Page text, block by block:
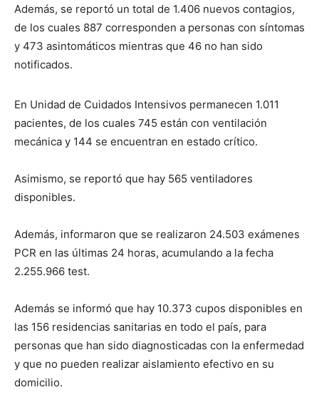
Además, se reportó un total de 1.406 nuevos contagios,
de los cuales 887 corresponden a personas con síntomas
y 473 asintomáticos mientras que 46 no han sido
notificados.
En Unidad de Cuidados Intensivos permanecen 1.011
pacientes, de los cuales 745 están con ventilación
mecánica y 144 se encuentran en estado crítico.
Asimismo, se reportó que hay 565 ventiladores
disponibles.
Además, informaron que se realizaron 24.503 exámenes
PCR en las últimas 24 horas, acumulando a la fecha
2.255.966 test.
Además se informó que hay 10.373 cupos disponibles en
las 156 residencias sanitarias en todo el país, para
personas que han sido diagnosticadas con la enfermedad
y que no pueden realizar aislamiento efectivo en su
domicilio.